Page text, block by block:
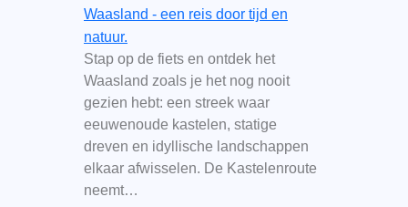
Waasland - een reis door tijd en
natuur.
Stap op de fiets en ontdek het
Waasland zoals je het nog nooit
gezien hebt: een streek waar
eeuwenoude kastelen, statige
dreven en idyllische landschappen
elkaar afwisselen. De Kastelenroute
neemt…